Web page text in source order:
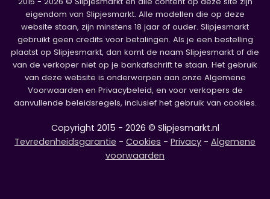
eigendom van Slipjesmarkt. Alle modellen die op deze
website staan, zijn minstens 18 jaar of ouder. Slipjesmarkt
gebruikt geen credits voor betalingen. Als je een bestelling
plaatst op Slipjesmarkt, dan komt de naam Slipjesmarkt of die
van de verkoper niet op je bankafschrift te staan. Het gebruik
van deze website is onderworpen aan onze Algemene
Voorwaarden en Privacybeleid, en voor verkopers de
aanvullende beleidsregels, inclusief het gebruik van cookies.
Copyright 2015 - 2026 © Slipjesmarkt.nl
Tevredenheidsgarantie - Cookies - Privacy - Algemene
voorwaarden